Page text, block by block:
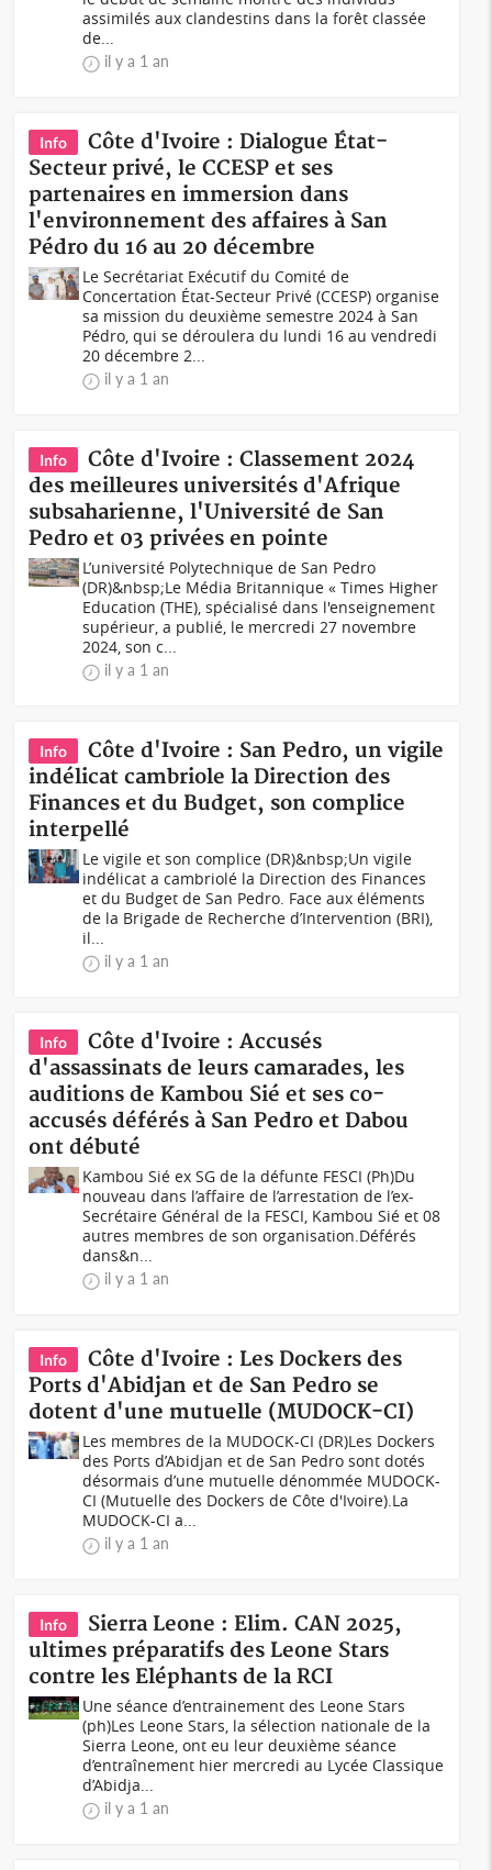
assimilés aux clandestins dans la forêt classée
de...
il y a 1 an
Info
Côte d'Ivoire : Dialogue État-
Secteur privé, le CCESP et ses
partenaires en immersion dans
l'environnement des affaires à San
Pédro du 16 au 20 décembre
Le Secrétariat Exécutif du Comité de
Concertation État-Secteur Privé (CCESP) organise
sa mission du deuxième semestre 2024 à San
Pédro, qui se déroulera du lundi 16 au vendredi
20 décembre 2...
il y a 1 an
Info
Côte d'Ivoire : Classement 2024
des meilleures universités d'Afrique
subsaharienne, l'Université de San
Pedro et 03 privées en pointe
L’université Polytechnique de San Pedro
(DR)&nbsp;Le Média Britannique « Times Higher
Education (THE), spécialisé dans l'enseignement
supérieur, a publié, le mercredi 27 novembre
2024, son c...
il y a 1 an
Info
Côte d'Ivoire : San Pedro, un vigile
indélicat cambriole la Direction des
Finances et du Budget, son complice
interpellé
Le vigile et son complice (DR)&nbsp;Un vigile
indélicat a cambriolé la Direction des Finances
et du Budget de San Pedro. Face aux éléments
de la Brigade de Recherche d’Intervention (BRI),
il...
il y a 1 an
Info
Côte d'Ivoire : Accusés
d'assassinats de leurs camarades, les
auditions de Kambou Sié et ses co-
accusés déférés à San Pedro et Dabou
ont débuté
Kambou Sié ex SG de la défunte FESCI (Ph)Du
nouveau dans l’affaire de l’arrestation de l’ex-
Secrétaire Général de la FESCI, Kambou Sié et 08
autres membres de son organisation.Déférés
dans&n...
il y a 1 an
Info
Côte d'Ivoire : Les Dockers des
Ports d'Abidjan et de San Pedro se
dotent d'une mutuelle (MUDOCK-CI)
Les membres de la MUDOCK-CI (DR)Les Dockers
des Ports d’Abidjan et de San Pedro sont dotés
désormais d’une mutuelle dénommée MUDOCK-
CI (Mutuelle des Dockers de Côte d'Ivoire).La
MUDOCK-CI a...
il y a 1 an
Info
Sierra Leone : Elim. CAN 2025,
ultimes préparatifs des Leone Stars
contre les Eléphants de la RCI
Une séance d’entrainement des Leone Stars
(ph)Les Leone Stars, la sélection nationale de la
Sierra Leone, ont eu leur deuxième séance
d’entraînement hier mercredi au Lycée Classique
d’Abidja...
il y a 1 an